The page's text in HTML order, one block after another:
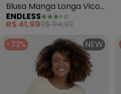
Blusa Manga Longa Vico
Tricot Básica (Bege)
ENDLESS
R$ 41,99R$ 94,99
-73%
NEW